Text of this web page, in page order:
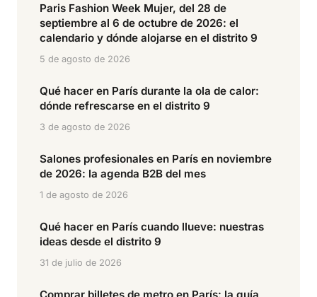
Paris Fashion Week Mujer, del 28 de
septiembre al 6 de octubre de 2026: el
calendario y dónde alojarse en el distrito 9
5 de agosto de 2026
Qué hacer en París durante la ola de calor:
dónde refrescarse en el distrito 9
3 de agosto de 2026
Salones profesionales en París en noviembre
de 2026: la agenda B2B del mes
1 de agosto de 2026
Qué hacer en París cuando llueve: nuestras
ideas desde el distrito 9
31 de julio de 2026